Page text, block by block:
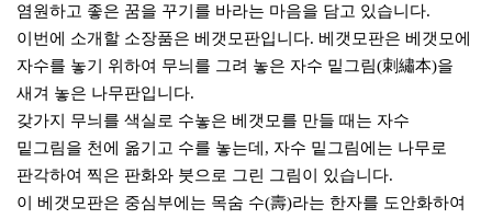
염원하고 좋은 꿈을 꾸기를 바라는 마음을 담고 있습니다.
이번에 소개할 소장품은 베갯모판입니다. 베갯모판은 베갯모에
자수를 놓기 위하여 무늬를 그려 놓은 자수 밑그림(刺繡本)을
새겨 놓은 나무판입니다.
갖가지 무늬를 색실로 수놓은 베갯모를 만들 때는 자수
밑그림을 천에 옮기고 수를 놓는데, 자수 밑그림에는 나무로
판각하여 찍은 판화와 붓으로 그린 그림이 있습니다.
이 베갯모판은 중심부에는 목숨 수(壽)라는 한자를 도안화하여